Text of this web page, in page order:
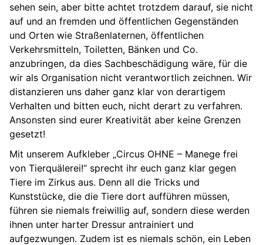
sehen sein, aber bitte achtet trotzdem darauf, sie nicht
auf und an fremden und öffentlichen Gegenständen
und Orten wie Straßenlaternen, öffentlichen
Verkehrsmitteln, Toiletten, Bänken und Co.
anzubringen, da dies Sachbeschädigung wäre, für die
wir als Organisation nicht verantwortlich zeichnen. Wir
distanzieren uns daher ganz klar von derartigem
Verhalten und bitten euch, nicht derart zu verfahren.
Ansonsten sind eurer Kreativität aber keine Grenzen
gesetzt!
Mit unserem Aufkleber „Circus OHNE – Manege frei
von Tierquälerei!“ sprecht ihr euch ganz klar gegen
Tiere im Zirkus aus. Denn all die Tricks und
Kunststücke, die die Tiere dort aufführen müssen,
führen sie niemals freiwillig auf, sondern diese werden
ihnen unter harter Dressur antrainiert und
aufgezwungen. Zudem ist es niemals schön, ein Leben